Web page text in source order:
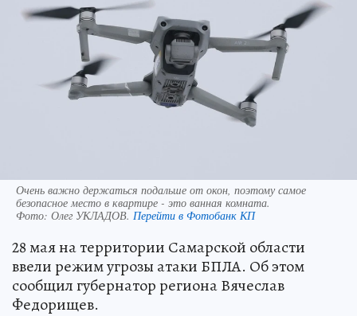
Очень важно держаться подальше от окон, поэтому самое
безопасное место в квартире - это ванная комната.
Фото: Олег УКЛАДОВ. Перейти в Фотобанк КП
28 мая на территории Самарской области
ввели режим угрозы атаки БПЛА. Об этом
сообщил губернатор региона Вячеслав
Федорищев.